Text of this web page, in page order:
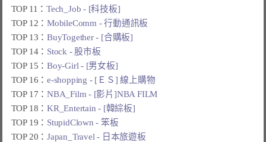
TOP 11：Tech_Job - [科技板]
TOP 12：MobileComm - 行動通訊板
TOP 13：BuyTogether - [合購板]
TOP 14： Stock - 股市板
TOP 15：Boy-Girl - [男女板]
TOP 16：e-shopping - [ＥＳ] 線上購物
TOP 17：NBA_Film - [影片]NBA FILM
TOP 18：KR_Entertain - [韓綜板]
TOP 19： StupidClown - 笨板
TOP 20：Japan_Travel - 日本旅遊板